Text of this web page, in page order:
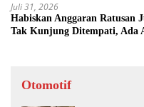
Juli 31, 2026
Habiskan Anggaran Ratusan
Tak Kunjung Ditempati, Ada
Otomotif